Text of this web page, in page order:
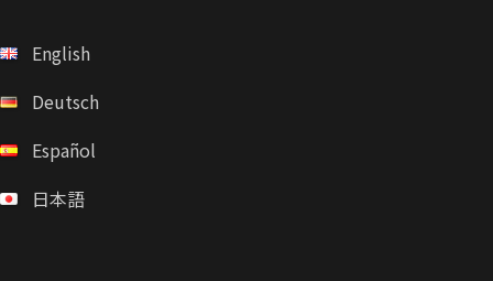
English
Deutsch
Español
日本語